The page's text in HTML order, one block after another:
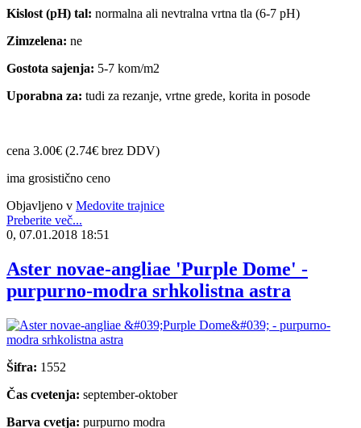
Kislost (pH) tal: normalna ali nevtralna vrtna tla (6-7 pH)
Zimzelena: ne
Gostota sajenja: 5-7 kom/m2
Uporabna za: tudi za rezanje, vrtne grede, korita in posode
cena 3.00€ (2.74€ brez DDV)
ima grosistično ceno
Objavljeno v Medovite trajnice
Preberite več...
0, 07.01.2018 18:51
Aster novae-angliae 'Purple Dome' -
purpurno-modra srhkolistna astra
Šifra: 1552
Čas cvetenja: september-oktober
Barva cvetja: purpurno modra